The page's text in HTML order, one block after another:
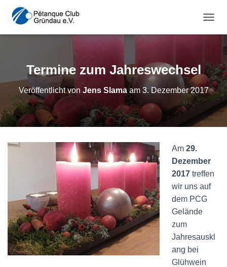
Termine zum Jahreswechsel
Veröffentlicht von Jens Slamaam 3. Dezember 2017
Am 29.
Dezember
2017 treffen
wir uns auf
dem PCG
Gelände
zum
Jahresauskl
ang bei
Glühwein